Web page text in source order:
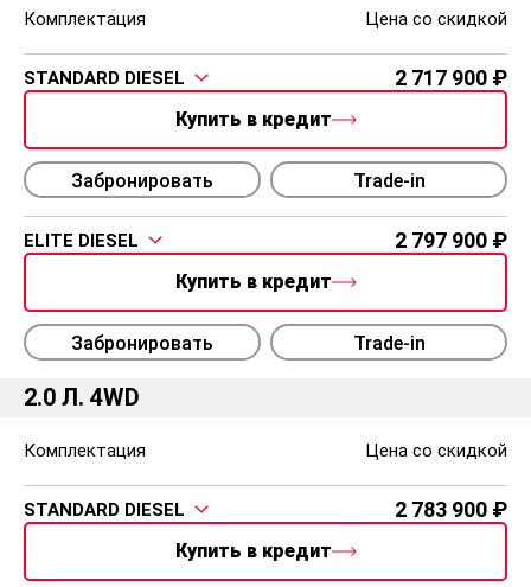
Комплектация Цена со скидкой
STANDARD DIESEL 2 717 900
Купить в кредит
Забронировать Trade-in
ELITE DIESEL 2 797 900
Купить в кредит
Забронировать Trade-in
2.0 Л. 4WD
Комплектация Цена со скидкой
STANDARD DIESEL 2 783 900
Купить в кредит